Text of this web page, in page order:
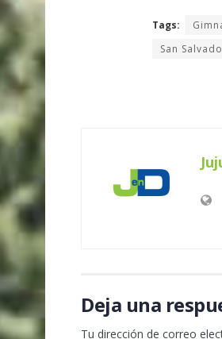
Tags:
San
Deja una
Tu dirección de correo